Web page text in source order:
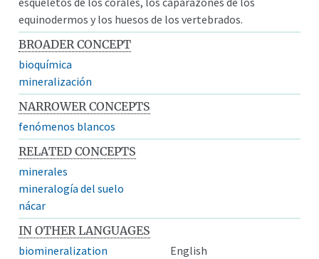
equinodermos y los huesos de los vertebrados.
BROADER CONCEPT
bioquímica
mineralización
NARROWER CONCEPTS
fenómenos blancos
RELATED CONCEPTS
minerales
mineralogía del suelo
nácar
IN OTHER LANGUAGES
biomineralization
English